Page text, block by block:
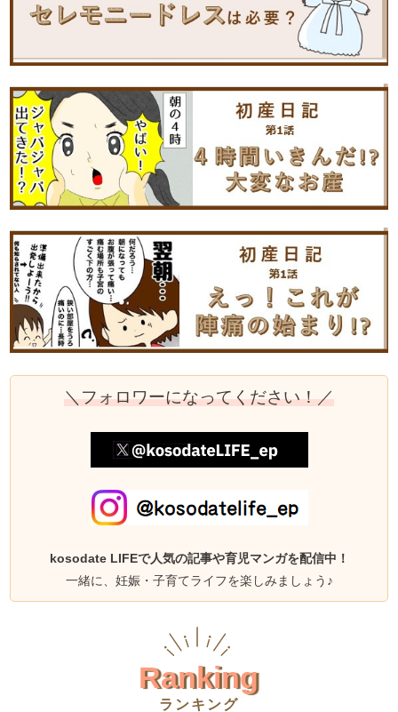
＼フォロワーになってください！／
kosodate LIFEで人気の記事や育児マンガを配信中！
一緒に、妊娠・子育てライフを楽しみましょう♪
Ranking
ランキング